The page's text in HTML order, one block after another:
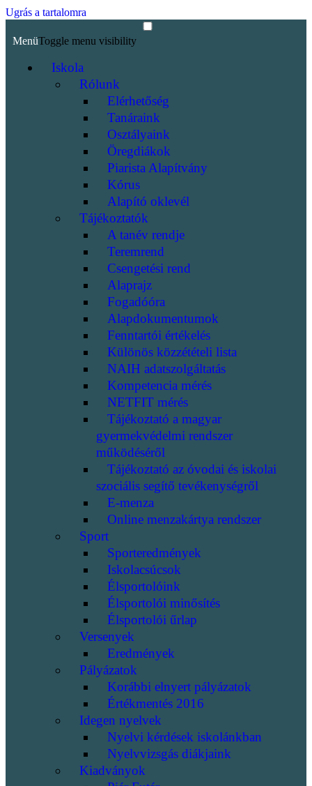
Ugrás a tartalomra
MenüToggle menu visibility
Iskola
Rólunk
Elérhetőség
Tanáraink
Osztályaink
Öregdiákok
Piarista Alapítvány
Kórus
Alapító oklevél
Tájékoztatók
A tanév rendje
Teremrend
Csengetési rend
Alaprajz
Fogadóóra
Alapdokumentumok
Fenntartói értékelés
Különös közzétételi lista
NAIH adatszolgáltatás
Kompetencia mérés
NETFIT mérés
Tájékoztató a magyar
gyermekvédelmi rendszer
működéséről
Tájékoztató az óvodai és iskolai
szociális segítő tevékenységről
E-menza
Online menzakártya rendszer
Sport
Sporteredmények
Iskolacsúcsok
Élsportolóink
Élsportolói minősítés
Élsportolói űrlap
Versenyek
Eredmények
Pályázatok
Korábbi elnyert pályázatok
Értékmentés 2016
Idegen nyelvek
Nyelvi kérdések iskolánkban
Nyelvvizsgás diákjaink
Kiadványok